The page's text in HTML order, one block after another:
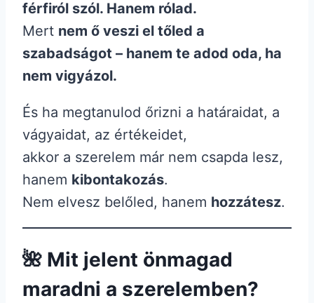
férfiról szól. Hanem rólad.
Mert nem ő veszi el tőled a
szabadságot – hanem te adod oda, ha
nem vigyázol.
És ha megtanulod őrizni a határaidat, a
vágyaidat, az értékeidet,
akkor a szerelem már nem csapda lesz,
hanem kibontakozás.
Nem elvesz belőled, hanem hozzátesz.
🌺 Mit jelent önmagad
maradni a szerelemben?